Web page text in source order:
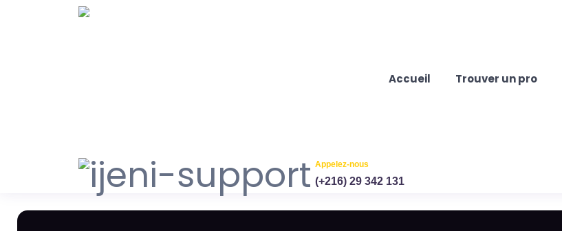
Accueil Trouver un pro
Appelez-nous
(+216) 29 342 131